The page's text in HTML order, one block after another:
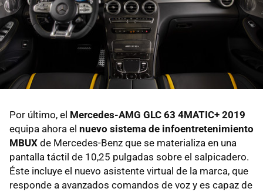
Por último, el Mercedes-AMG GLC 63 4MATIC+ 2019
equipa ahora el nuevo sistema de infoentretenimiento
MBUX de Mercedes-Benz que se materializa en una
pantalla táctil de 10,25 pulgadas sobre el salpicadero.
Éste incluye el nuevo asistente virtual de la marca, que
responde a avanzados comandos de voz y es capaz de